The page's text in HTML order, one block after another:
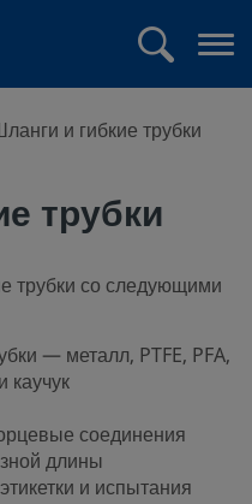
и гибкие трубки
трубки
трубки со следующими
— металл, PTFE, PFA,
каучук
соединения
длины
и испытания